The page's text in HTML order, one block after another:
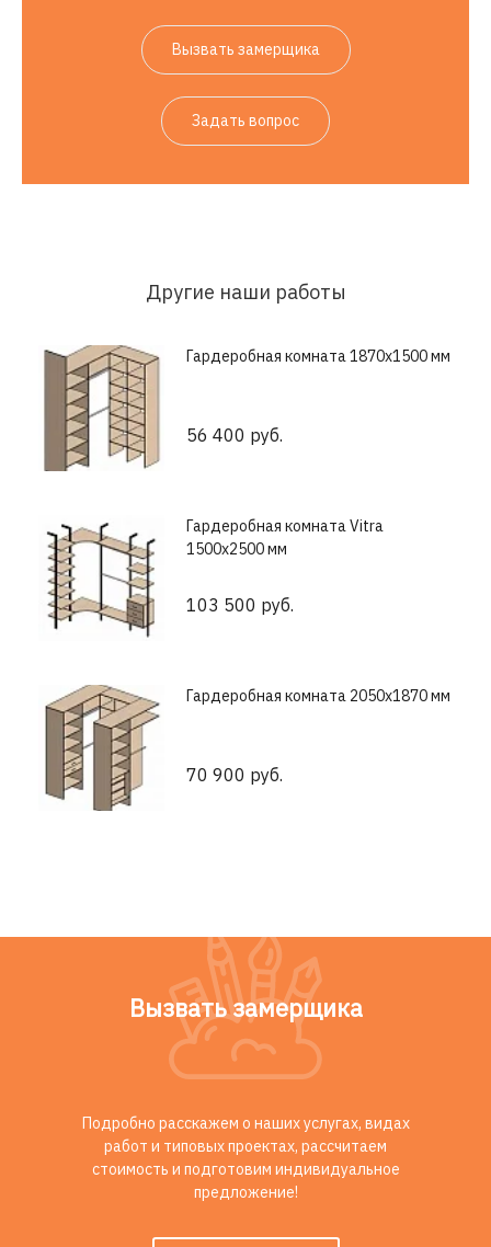
Вызвать замерщика
Задать вопрос
Другие наши работы
Гардеробная комната 1870х1500 мм
56 400 руб.
Гардеробная комната Vitra
1500х2500 мм
103 500 руб.
Гардеробная комната 2050х1870 мм
70 900 руб.
Вызвать замерщика
Подробно расскажем о наших услугах, видах
работ и типовых проектах, рассчитаем
стоимость и подготовим индивидуальное
предложение!